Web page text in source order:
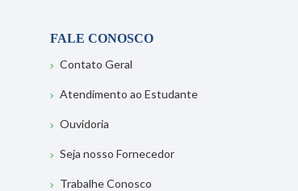
FALE CONOSCO
Contato Geral
Atendimento ao Estudante
Ouvidoria
Seja nosso Fornecedor
Trabalhe Conosco